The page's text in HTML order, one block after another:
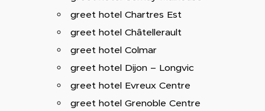
greet hotel Chartres Est
greet hotel Châtellerault
greet hotel Colmar
greet hotel Dijon – Longvic
greet hotel Evreux Centre
greet hotel Grenoble Centre